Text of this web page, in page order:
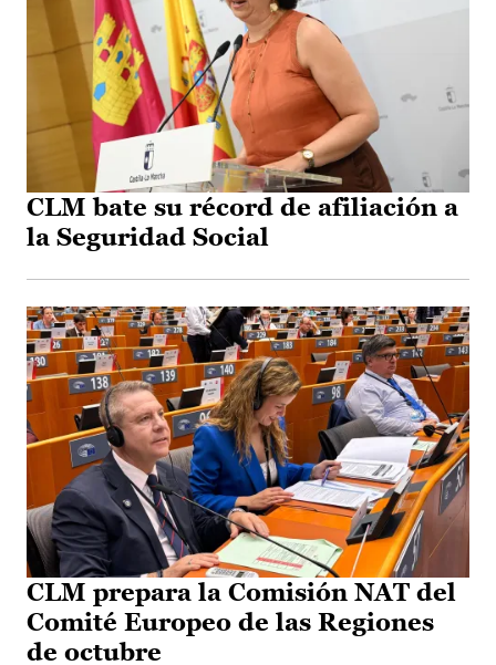
CLM bate su récord de afiliación a
la Seguridad Social
CLM prepara la Comisión NAT del
Comité Europeo de las Regiones
de octubre